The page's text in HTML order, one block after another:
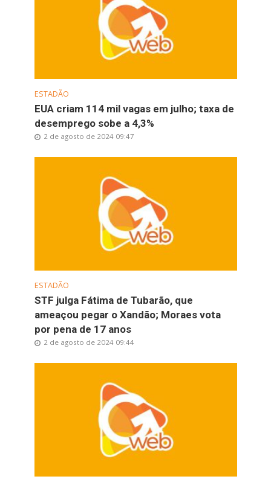
ESTADÃO
EUA criam 114 mil vagas em julho; taxa de
desemprego sobe a 4,3%
2 de agosto de 2024 09:47
ESTADÃO
STF julga Fátima de Tubarão, que
ameaçou pegar o Xandão; Moraes vota
por pena de 17 anos
2 de agosto de 2024 09:44